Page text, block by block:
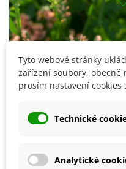
Limonka chobotnatá
Tyto webové stránky
zařízení soubory, obecně
prosím nastavení
Technické
Analytické